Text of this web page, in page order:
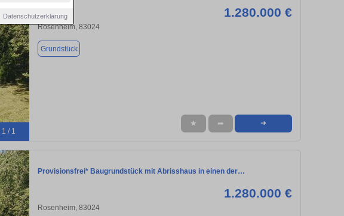
Datenschutzerklärung
1 / 1
1.280.000 €
Rosenheim, 83024
Grundstück
★ ➦ ➜
Provisionsfrei* Baugrundstück mit Abrisshaus in einen der…
1.280.000 €
Rosenheim, 83024